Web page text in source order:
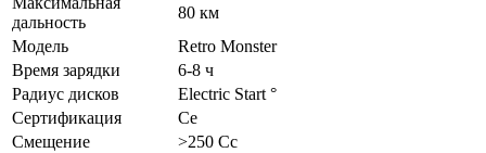
дальность
80 км
Модель
Retro Monster
Время зарядки
6-8 ч
Радиус дисков
Electric Start °
Сертификация
Ce
Смещение
>250 Cc